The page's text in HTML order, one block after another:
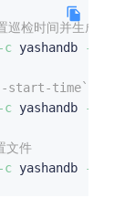
检时间并生成配置
-c yashandb -s
time`设置巡检
-c yashandb -s
文件
-c yashandb -s